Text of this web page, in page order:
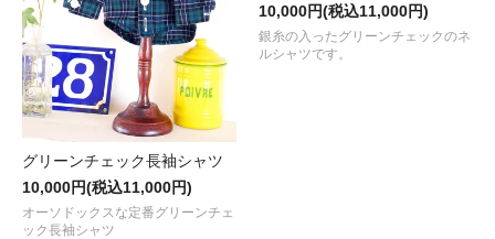
グリーンチェック長袖シャツ
10,000円(税込11,000円)
オーソドックスな定番グリーンチェ
ック長袖シャツ
10,000円(税込11,000円)
銀糸の入ったグリーンチェックのネ
ルシャツです。